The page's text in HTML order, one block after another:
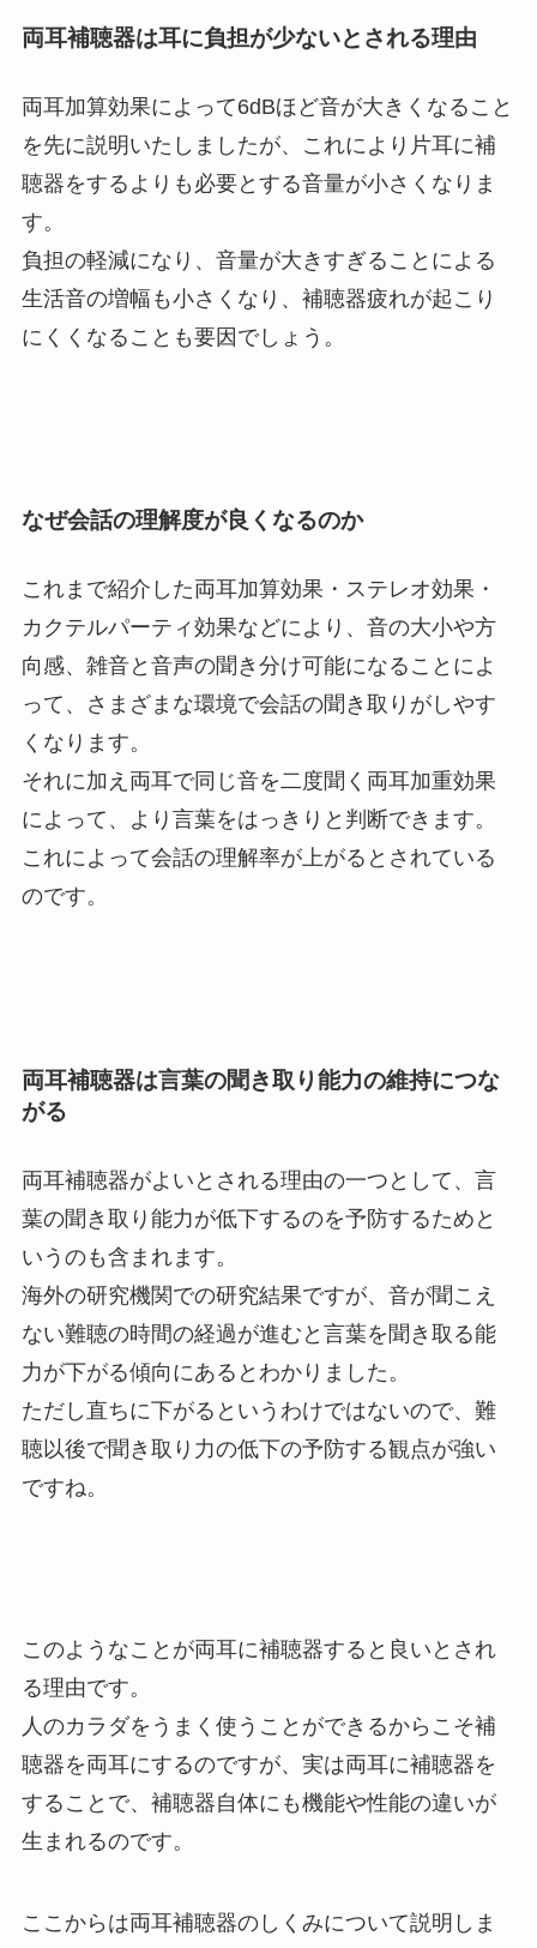
両耳補聴器は耳に負担が少ないとされる理由
両耳加算効果によって6dBほど音が大きくなること
を先に説明いたしましたが、これにより片耳に補
聴器をするよりも必要とする音量が小さくなりま
す。
負担の軽減になり、音量が大きすぎることによる
生活音の増幅も小さくなり、補聴器疲れが起こり
にくくなることも要因でしょう。
なぜ会話の理解度が良くなるのか
これまで紹介した両耳加算効果・ステレオ効果・
カクテルパーティ効果などにより、音の大小や方
向感、雑音と音声の聞き分け可能になることによ
って、さまざまな環境で会話の聞き取りがしやす
くなります。
それに加え両耳で同じ音を二度聞く両耳加重効果
によって、より言葉をはっきりと判断できます。
これによって会話の理解率が上がるとされている
のです。
両耳補聴器は言葉の聞き取り能力の維持につな
がる
両耳補聴器がよいとされる理由の一つとして、言
葉の聞き取り能力が低下するのを予防するためと
いうのも含まれます。
海外の研究機関での研究結果ですが、音が聞こえ
ない難聴の時間の経過が進むと言葉を聞き取る能
力が下がる傾向にあるとわかりました。
ただし直ちに下がるというわけではないので、難
聴以後で聞き取り力の低下の予防する観点が強い
ですね。
このようなことが両耳に補聴器すると良いとされ
る理由です。
人のカラダをうまく使うことができるからこそ補
聴器を両耳にするのですが、実は両耳に補聴器を
することで、補聴器自体にも機能や性能の違いが
生まれるのです。
ここからは両耳補聴器のしくみについて説明しま